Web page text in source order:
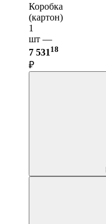
Коробка
(картон)
1
шт —
7 531 18
₽